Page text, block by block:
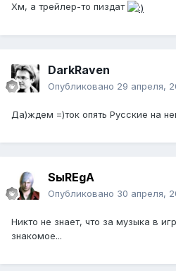
Хм, а трейлер-то пиздат
DarkRaven
Опубликовано 29 апреля,
Да)ждем =)ток опять Русские на
SыREgA
Опубликовано 30 апреля,
Никто не знает, что за музыка в
знакомое...